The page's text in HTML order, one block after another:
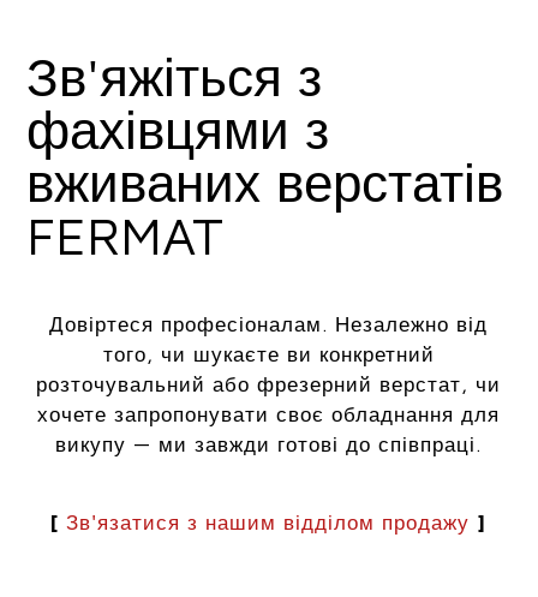
Зв'яжіться з
фахівцями з
вживаних верстатів
FERMAT
Довіртеся професіоналам. Незалежно від
того, чи шукаєте ви конкретний
розточувальний або фрезерний верстат, чи
хочете запропонувати своє обладнання для
викупу — ми завжди готові до співпраці.
[Зв'язатися з нашим відділом продажу ]